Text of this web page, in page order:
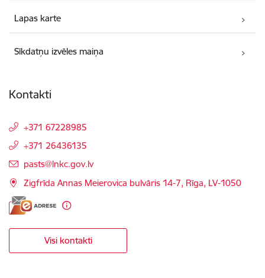
Lapas karte
Sīkdatņu izvēles maiņa
Kontakti
+371 67228985
+371 26436135
E-pasts:
pasts@lnkc.gov.lv
Zigfrīda Annas Meierovica bulvāris 14-7, Rīga, LV-1050
Visi kontakti